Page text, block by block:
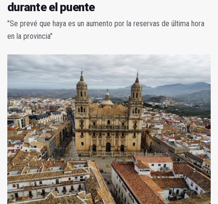
durante el puente
"Se prevé que haya es un aumento por la reservas de última hora
en la provincia"